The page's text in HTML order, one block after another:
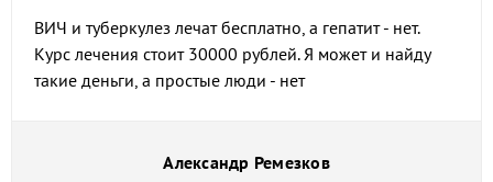
ВИЧ и туберкулез лечат бесплатно, а гепатит - нет.
Курс лечения стоит 30000 рублей. Я может и найду
такие деньги, а простые люди - нет
Александр Ремезков